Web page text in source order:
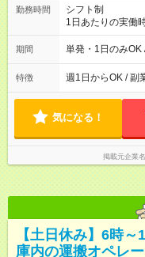
用期間なし
勤務時間
シフト制
1日あたりの実働
間は 試験により
期間 単発・1日のみOK
特徴 週1日からOK / 副
気になる！
掲載元企業名
【土日休み】6時
庫内の運搬オペレ